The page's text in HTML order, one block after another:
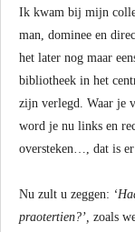
Ik kwam bij mijn
man, dominee en
het later nog maar
bibliotheek in het
zijn verlegd. Waar je
word je nu links en
oversteken…, dat is
Nu zult u zeggen:
praotertien?’, zoals